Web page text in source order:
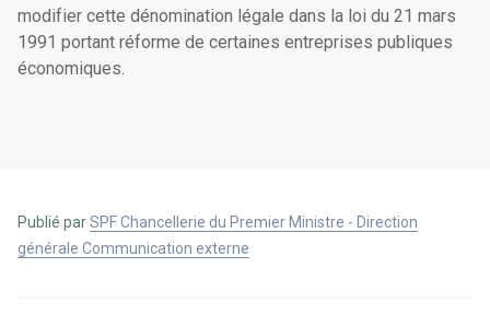
modifier cette dénomination légale dans la loi du 21 mars
1991 portant réforme de certaines entreprises publiques
économiques.
Publié parSPF Chancellerie du Premier Ministre - Direction
générale Communication externe